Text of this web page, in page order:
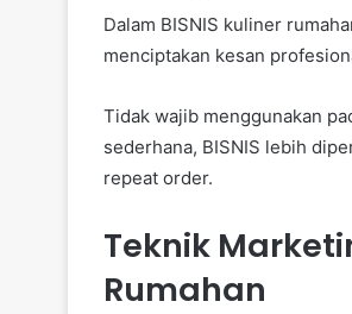
Dalam BISNIS kuliner
menciptakan kesan
Tidak wajib menggunakan
sederhana, BISNIS lebih
repeat order.
Teknik
Rumahan